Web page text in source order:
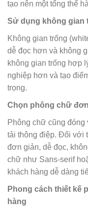
tạo nên một tổng thể
Sử dụng không gian
Không gian trống
dễ đọc hơn và không
không gian trống hợp
nghiệp hơn và tạo
trọng.
Chọn phông chữ
Phông chữ cũng đóng
tải thông điệp. Đối với
đơn giản, dễ đọc,
chữ như Sans-serif
khách hàng dễ dàng
Phong cách thiết kế
hàng